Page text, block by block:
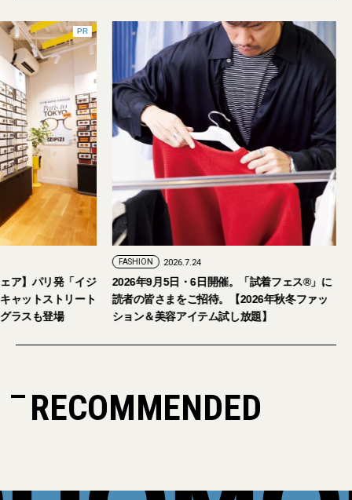
PR
【おしゃれな大人のアイウェア】パリ発「イジ
ピジ」が国内初の旗艦店をキャットストリート
にオープン。日本限定サングラスも登場
2026年9月5日・6日
読者の皆さまをご招
ション＆美容アイテ
RECOMMENDED